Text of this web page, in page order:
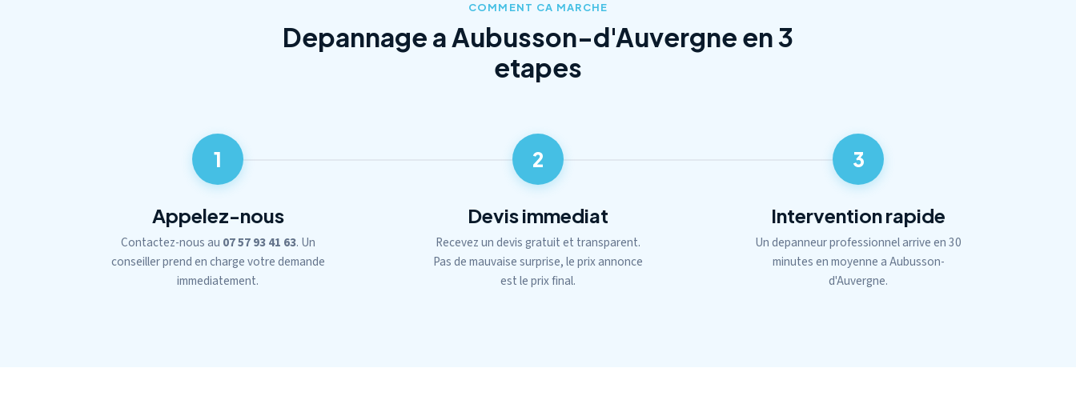
COMMENT CA MARCHE
Depannage a Aubusson-d'Auvergne en 3
etapes
1
Appelez-nous
Contactez-nous au 07 57 93 41 63. Un
conseiller prend en charge votre demande
immediatement.
2
Devis immediat
Recevez un devis gratuit et transparent.
Pas de mauvaise surprise, le prix annonce
est le prix final.
3
Intervention rapide
Un depanneur professionnel arrive en 30
minutes en moyenne a Aubusson-
d'Auvergne.